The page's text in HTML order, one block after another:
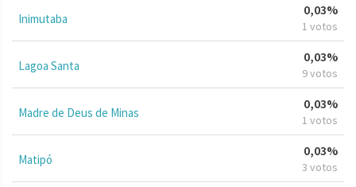
Inimutaba
0,03%
1 votos
Lagoa Santa
0,03%
9 votos
Madre de Deus de Minas
0,03%
1 votos
Matipó
0,03%
3 votos